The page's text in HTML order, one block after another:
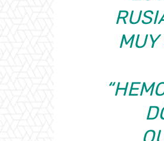
MUY